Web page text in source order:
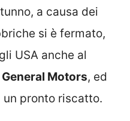
a causa dei
si è fermato,
USA anche al
General Motors, ed
pronto riscatto.